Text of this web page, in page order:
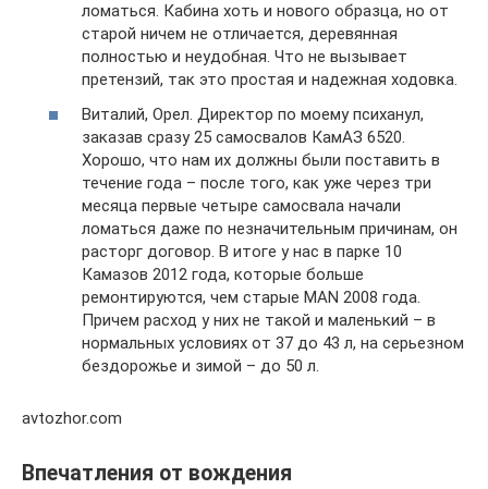
ломаться. Кабина хоть и нового образца, но от
старой ничем не отличается, деревянная
полностью и неудобная. Что не вызывает
претензий, так это простая и надежная ходовка.
Виталий, Орел. Директор по моему психанул,
заказав сразу 25 самосвалов КамАЗ 6520.
Хорошо, что нам их должны были поставить в
течение года – после того, как уже через три
месяца первые четыре самосвала начали
ломаться даже по незначительным причинам, он
расторг договор. В итоге у нас в парке 10
Камазов 2012 года, которые больше
ремонтируются, чем старые MAN 2008 года.
Причем расход у них не такой и маленький – в
нормальных условиях от 37 до 43 л, на серьезном
бездорожье и зимой – до 50 л.
avtozhor.com
Впечатления от вождения